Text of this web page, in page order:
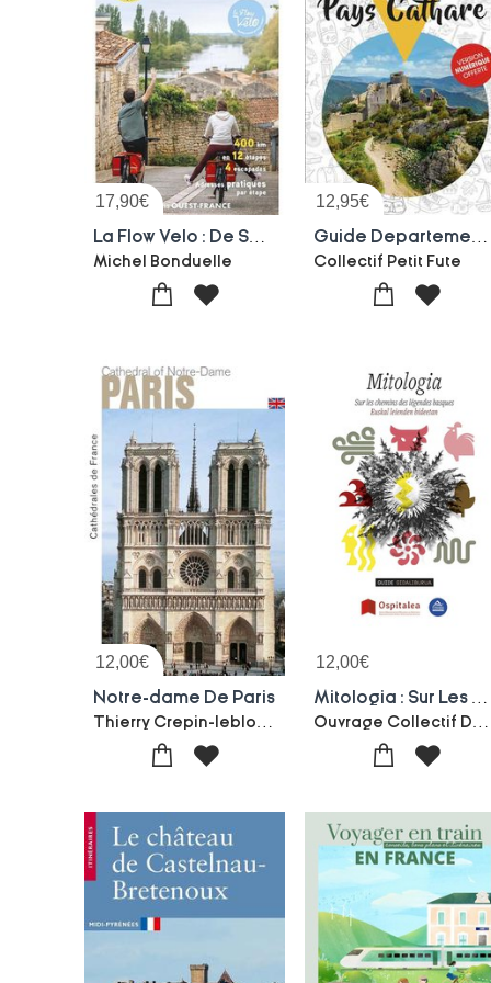
17,90€
La Flow Velo : De Sarlat-la-caneda A L'ile D'aix
Michel Bonduelle
12,95€
Collectif Petit Fute
12,00€
Notre-dame De Paris
12,00€